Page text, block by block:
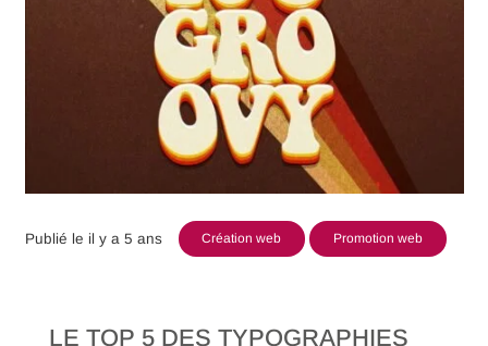
Publié le il y a 5 ans Création web Promotion web
LE TOP 5 DES TYPOGRAPHIES